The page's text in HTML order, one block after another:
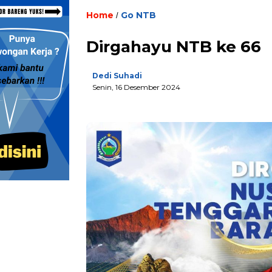
Home / Go NTB
Dirgahayu NTB ke 66
Dedi Suhadi
Senin, 16 Desember 2024